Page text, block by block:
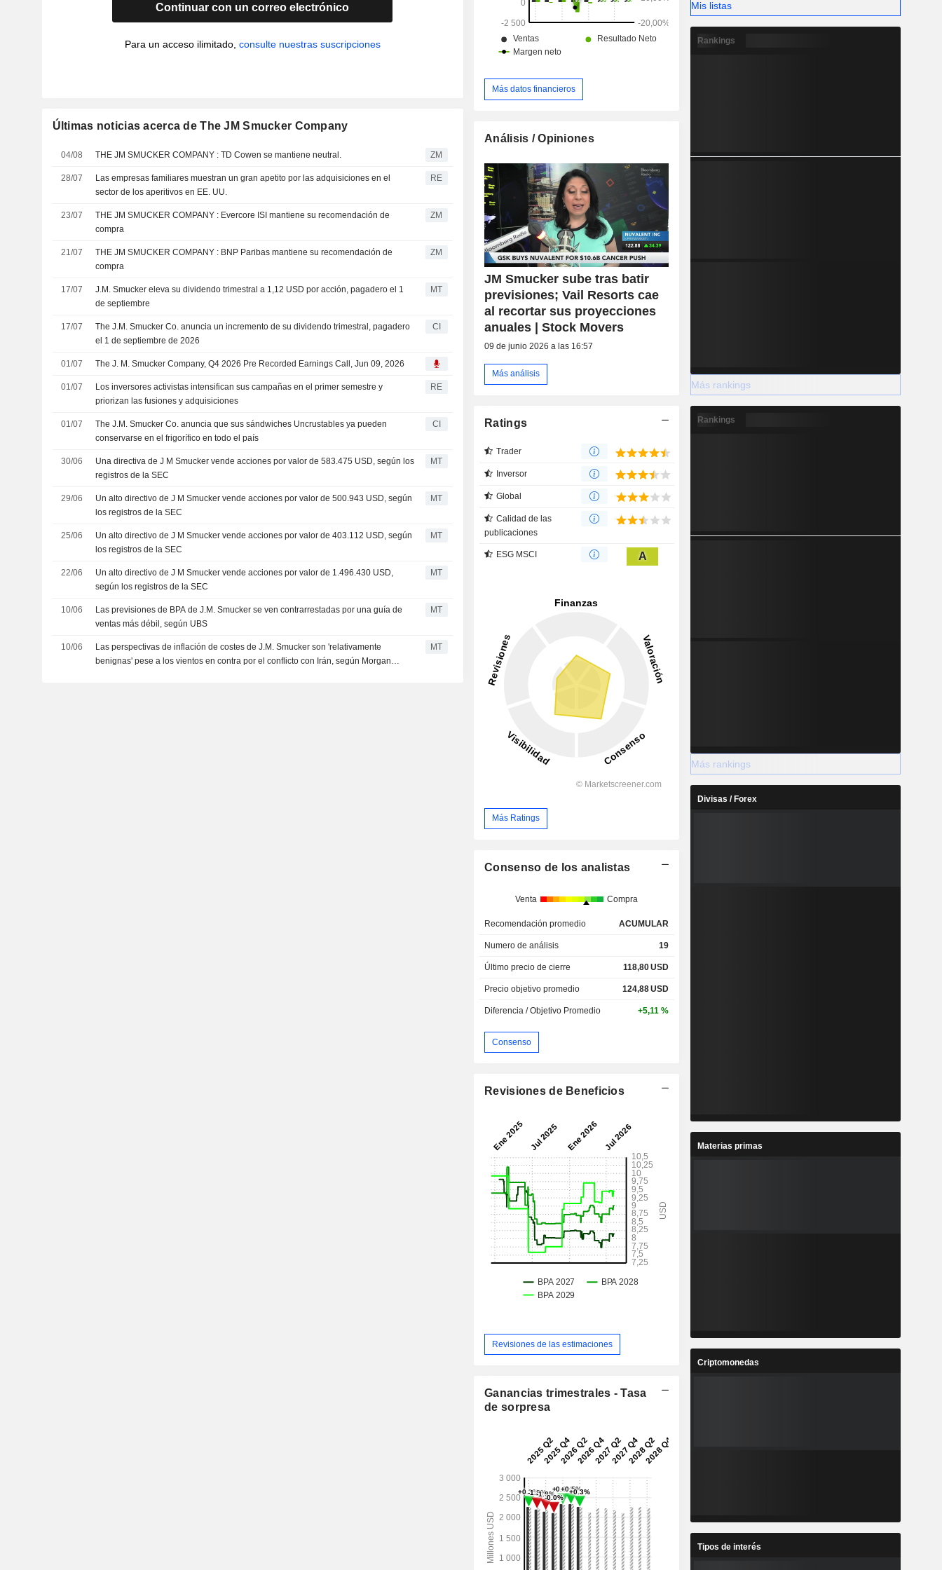
Continuar con un correo electrónico
Para un acceso ilimitado, consulte nuestras suscripciones
Últimas noticias acerca de The JM Smucker Company
04/08 THE JM SMUCKER COMPANY : TD Cowen se mantiene neutral. ZM
28/07
Las empresas familiares muestran un gran apetito por las adquisiciones en el
sector de los aperitivos en EE. UU.
RE
23/07
THE JM SMUCKER COMPANY : Evercore ISI mantiene su recomendación de
compra
ZM
21/07
THE JM SMUCKER COMPANY : BNP Paribas mantiene su recomendación de
compra
ZM
17/07
J.M. Smucker eleva su dividendo trimestral a 1,12 USD por acción, pagadero el 1
de septiembre
MT
17/07
The J.M. Smucker Co. anuncia un incremento de su dividendo trimestral, pagadero
el 1 de septiembre de 2026
CI
01/07 The J. M. Smucker Company, Q4 2026 Pre Recorded Earnings Call, Jun 09, 2026
01/07
Los inversores activistas intensifican sus campañas en el primer semestre y
priorizan las fusiones y adquisiciones
RE
01/07
The J.M. Smucker Co. anuncia que sus sándwiches Uncrustables ya pueden
conservarse en el frigorífico en todo el país
CI
30/06
Una directiva de J M Smucker vende acciones por valor de 583.475 USD, según los
registros de la SEC
MT
29/06
Un alto directivo de J M Smucker vende acciones por valor de 500.943 USD, según
los registros de la SEC
MT
25/06
Un alto directivo de J M Smucker vende acciones por valor de 403.112 USD, según
los registros de la SEC
MT
22/06
Un alto directivo de J M Smucker vende acciones por valor de 1.496.430 USD,
según los registros de la SEC
MT
10/06
Las previsiones de BPA de J.M. Smucker se ven contrarrestadas por una guía de
ventas más débil, según UBS
MT
10/06
Las perspectivas de inflación de costes de J.M. Smucker son 'relativamente
benignas' pese a los vientos en contra por el conflicto con Irán, según Morgan
MT
Más datos financieros
Análisis / Opiniones
JM Smucker sube tras batir
previsiones; Vail Resorts cae
al recortar sus proyecciones
anuales | Stock Movers
09 de junio 2026 a las 16:57
Más análisis
Ratings
Trader
Inversor
Global
Calidad de las
publicaciones
ESG MSCI A
Más Ratings
Consenso de los analistas
Venta Compra
Recomendación promedio ACUMULAR
Numero de análisis 19
Último precio de cierre 118,80USD
Precio objetivo promedio 124,88USD
Diferencia / Objetivo Promedio +5,11 %
Consenso
Revisiones de Beneficios
Revisiones de las estimaciones
Ganancias trimestrales - Tasa
de sorpresa
Mis listas
Rankings
Más rankings
Rankings
Más rankings
Divisas / Forex
Materias primas
Criptomonedas
Tipos de interés